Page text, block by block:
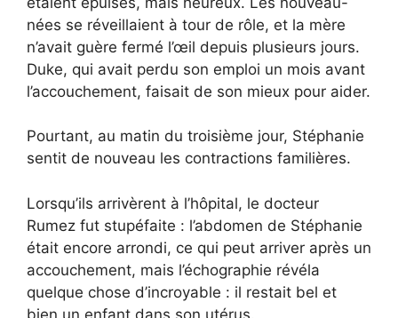
nées se réveillaient à tour de rôle, et la mère
n’avait guère fermé l’œil depuis plusieurs jours.
Duke, qui avait perdu son emploi un mois avant
l’accouchement, faisait de son mieux pour aider.
Pourtant, au matin du troisième jour, Stéphanie
sentit de nouveau les contractions familières.
Lorsqu’ils arrivèrent à l’hôpital, le docteur
Rumez fut stupéfaite : l’abdomen de Stéphanie
était encore arrondi, ce qui peut arriver après un
accouchement, mais l’échographie révéla
quelque chose d’incroyable : il restait bel et
bien un enfant dans son utérus.